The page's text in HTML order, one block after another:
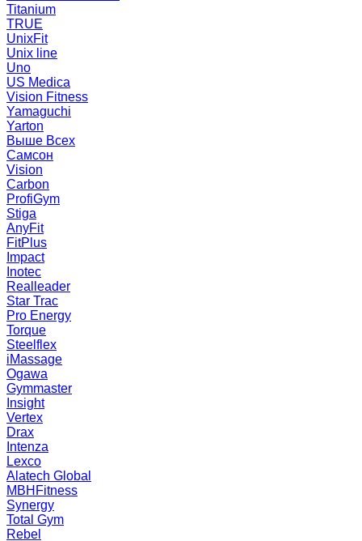
Titanium
TRUE
UnixFit
Unix line
Uno
US Medica
Vision Fitness
Yamaguchi
Yarton
Выше Всех
Самсон
Vision
Carbon
ProfiGym
Stiga
AnyFit
FitPlus
Impact
Inotec
Realleader
Star Trac
Pro Energy
Torque
Steelflex
iMassage
Ogawa
Gymmaster
Insight
Vertex
Drax
Intenza
Lexco
Alatech Global
MBHFitness
Synergy
Total Gym
Rebel